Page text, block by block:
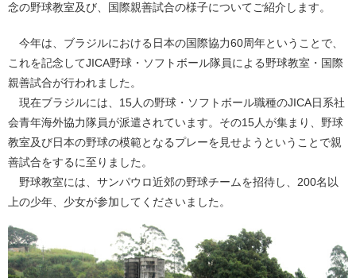
念の野球教室及び、国際親善試合の様子についてご紹介します。
今年は、ブラジルにおける日本の国際協力60周年ということで、
これを記念してJICA野球・ソフトボール隊員による野球教室・国際
親善試合が行われました。
現在ブラジルには、15人の野球・ソフトボール職種のJICA日系社
会青年海外協力隊員が派遣されています。その15人が集まり、野球
教室及び日本の野球の模範となるプレーを見せようということで親
善試合をするに至りました。
野球教室には、サンパウロ近郊の野球チームを招待し、200名以
上の少年、少女が参加してくださいました。